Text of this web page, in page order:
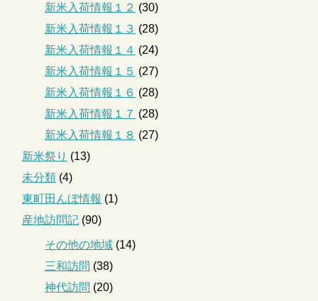
新米入荷情報１２ (30)
新米入荷情報１３ (28)
新米入荷情報１４ (24)
新米入荷情報１５ (27)
新米入荷情報１６ (28)
新米入荷情報１７ (28)
新米入荷情報１８ (27)
新米祭り (13)
未分類 (4)
東町田んぼ情報 (1)
産地訪問記 (90)
その他の地域 (14)
三和訪問 (38)
神代訪問 (20)